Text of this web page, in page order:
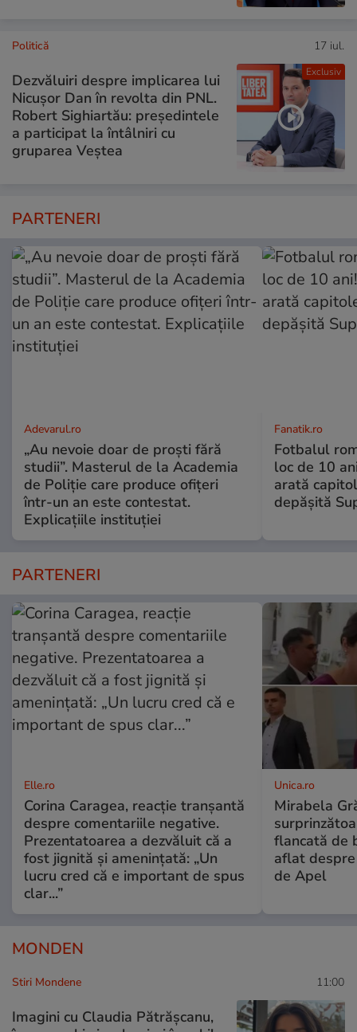
Exclusiv
Politică 17 iul.
Dezvăluiri despre implicarea lui
Nicușor Dan în revolta din PNL.
Robert Sighiartău: președintele
a participat la întâlniri cu
gruparea Veștea
PARTENERI
Adevarul.ro
„Au nevoie doar de proști fără
studii”. Masterul de la Academia
de Poliție care produce ofițeri
într-un an este contestat.
Explicațiile instituției
Fanatik.ro
Fotbalul
loc de 10
arată
depășită
PARTENERI
Elle.ro
Corina Caragea, reacție tranșantă
despre comentariile negative.
Prezentatoarea a dezvăluit că a
fost jignită și amenințată: „Un
lucru cred că e important de spus
clar...”
Unica.ro
Mirabela
flancată de
aflat
de Apel
MONDEN
Stiri Mondene 11:00
Imagini cu Claudia Pătrășcanu,